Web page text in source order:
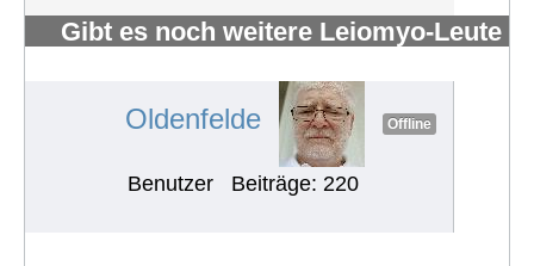
Gibt es noch weitere Leiomyo-Leute
Oldenfelde Offline
Benutzer Beiträge: 220